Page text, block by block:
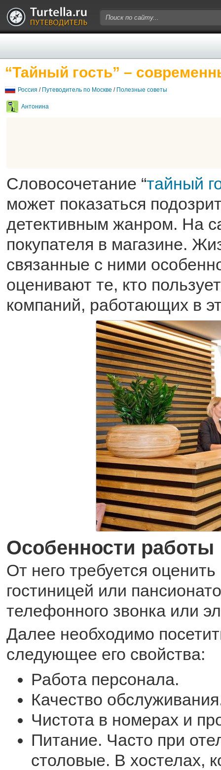
“Тайный гость” –
Россия / Путеводитель по Москве / Полезные советы
Антонина
Словосочетание “тайный
может показаться
детективным жанром. На
покупателя в магазине.
связанные с ними
оценивают те, кто
компаний, работающих в
Особенности работы
От него требуется
гостиницей или
телефонного звонка или
Далее необходимо
следующее его свойства:
Работа персонала.
Качество
Чистота в номерах и
Питание. Часто при
столовые. В хостелах,